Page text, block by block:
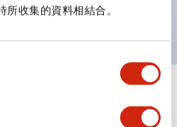
收集的資料相結合。
於更多人識別。